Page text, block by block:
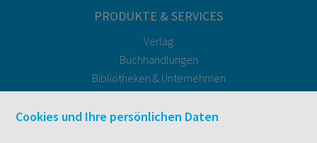
PRODUKTE & SERVICES
Verlag
Buchhandlungen
Bibliotheken & Unternehmen
facultas Bindeservice
Druckerei facultas druckt.
Cookies und Ihre persönlichen Daten